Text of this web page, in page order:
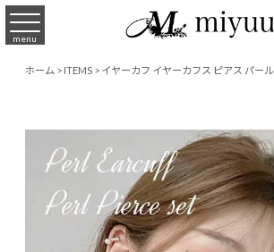
menu
ホーム>ITEMS>イヤーカフ イヤーカフス ピアス パー